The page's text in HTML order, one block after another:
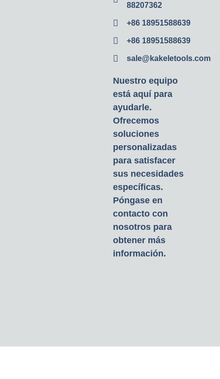
88207362
+86 18951588639
+86 18951588639
sale@kakeletools.com
Nuestro equipo
está aquí para
ayudarle.
Ofrecemos
soluciones
personalizadas
para satisfacer
sus necesidades
específicas.
Póngase en
contacto con
nosotros para
obtener más
información.